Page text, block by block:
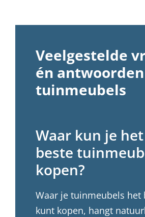
Veelgestelde
én
tuinmeubels
Waar kun je het
beste
kopen?
Waar je tuinmeubels het
kunt kopen, hangt